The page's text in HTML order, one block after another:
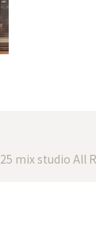
mix studio All